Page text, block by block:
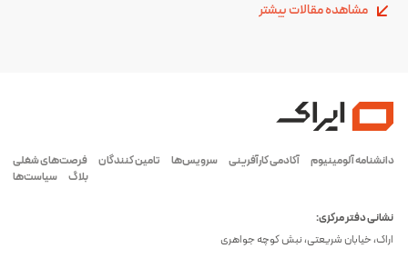
مشاهده مقالات بیشتر
دانشنامه آلومینیوم آکادمی کارآفرینی سرویس‌ها تامین کنندگان
فرصت‌های شغلی
بلاگ
سیاست‌ها
نشانی دفتر مرکزی:
اراک، خیابان شریعتی، نبش کوچه جواهری